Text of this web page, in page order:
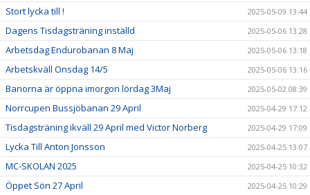
Stort lycka till ! 2025-05-09 13:44
Dagens Tisdagsträning inställd 2025-05-06 13:28
Arbetsdag Endurobanan 8 Maj 2025-05-06 13:18
Arbetskväll Onsdag 14/5 2025-05-06 13:16
Banorna är öppna imorgon lördag 3Maj 2025-05-02 08:39
Norrcupen Bussjöbanan 29 April 2025-04-29 17:12
Tisdagsträning ikväll 29 April med Victor Norberg 2025-04-29 17:09
Lycka Till Anton Jonsson 2025-04-25 13:07
MC-SKOLAN 2025 2025-04-25 10:32
Öppet Sön 27 April 2025-04-25 10:29